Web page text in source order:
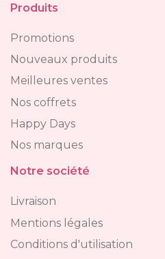
Produits
Promotions
Nouveaux produits
Meilleures ventes
Nos coffrets
Happy Days
Nos marques
Notre société
Livraison
Mentions légales
Conditions d'utilisation